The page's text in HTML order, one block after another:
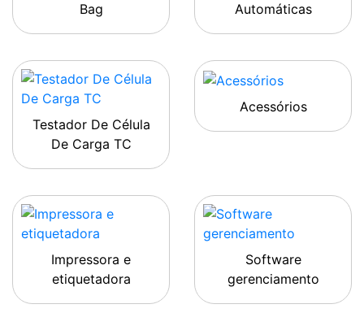
Bag
Automáticas
Testador De Célula
De Carga TC
Acessórios
Impressora e
etiquetadora
Software
gerenciamento